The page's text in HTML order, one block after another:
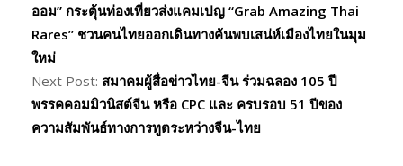
02
ออม” กระตุ้นท่องเที่ยวส่งแคมเปญ “Grab Amazing Thai
Rares” ชวนคนไทยออกเดินทางค้นพบเสน่ห์เมืองไทยในมุม
ใหม่
Next Post: สมาคมผู้สื่อข่าวไทย-จีน ร่วมฉลอง 105 ปี
พรรคคอมมิวนิสต์จีน หรือ CPC และ ครบรอบ 51 ปีของ
ความสัมพันธ์ทางการทูตระหว่างจีน-ไทย